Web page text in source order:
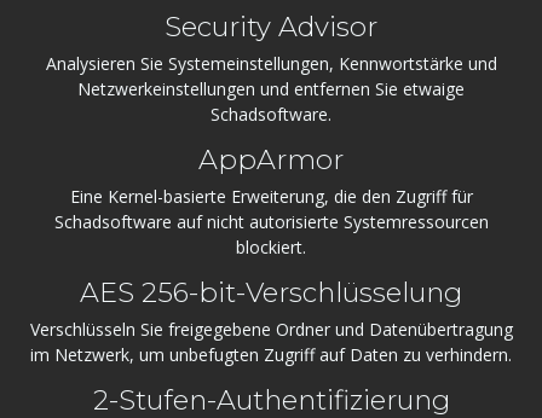
Security Advisor
Analysieren Sie Systemeinstellungen, Kennwortstärke und
Netzwerkeinstellungen und entfernen Sie etwaige
Schadsoftware.
AppArmor
Eine Kernel-basierte Erweiterung, die den Zugriff für
Schadsoftware auf nicht autorisierte Systemressourcen
blockiert.
AES 256-bit-Verschlüsselung
Verschlüsseln Sie freigegebene Ordner und Datenübertragung
im Netzwerk, um unbefugten Zugriff auf Daten zu verhindern.
2-Stufen-Authentifizierung